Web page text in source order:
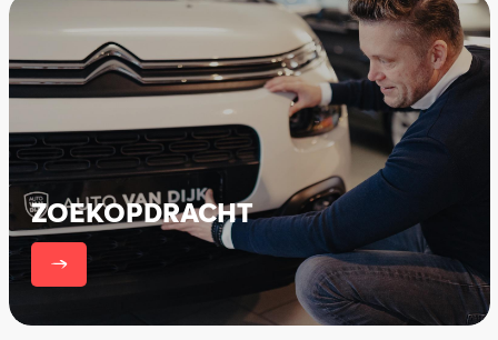
ZOEKOPDRACHT